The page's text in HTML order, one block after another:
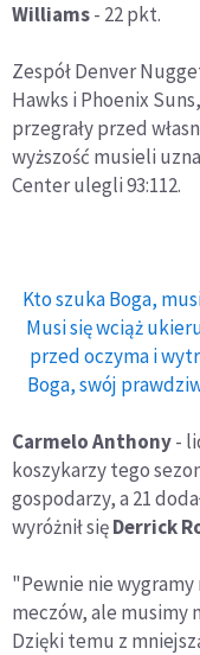
Williams- 22 pkt.
Zespół Denver
Hawks i Phoenix
przegrały przed
wyższość musieli
Center ulegli 93:112.
Kto szuka Boga,
Musi się wciąż
przed oczyma i
Boga, swój
Carmelo Anthony-
koszykarzy tego
gospodarzy, a 21
wyróżnił sięDerrick
"Pewnie nie wygramy
meczów, ale musimy
Dzięki temu z